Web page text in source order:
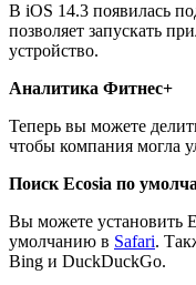
В iOS 14.3 появилась
позволяет запускать
устройство.
Аналитика Фитнес+
Теперь вы можете
чтобы компания могла
Поиск Ecosia по
Вы можете установить
умолчанию в Safari.
Bing и DuckDuckGo.